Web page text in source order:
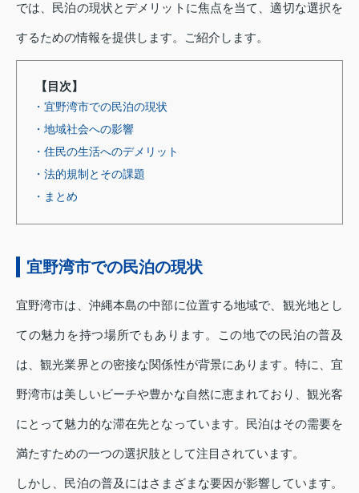
では、民泊の現状とデメリットに焦点を当て、適切な選択を
するための情報を提供します。ご紹介します。
【目次】
・宜野湾市での民泊の現状
・地域社会への影響
・住民の生活へのデメリット
・法的規制とその課題
・まとめ
宜野湾市での民泊の現状
宜野湾市は、沖縄本島の中部に位置する地域で、観光地とし
ての魅力を持つ場所でもあります。この地での民泊の普及
は、観光業界との密接な関係性が背景にあります。特に、宜
野湾市は美しいビーチや豊かな自然に恵まれており、観光客
にとって魅力的な滞在先となっています。民泊はその需要を
満たすための一つの選択肢として注目されています。
しかし、民泊の普及にはさまざまな要因が影響しています。